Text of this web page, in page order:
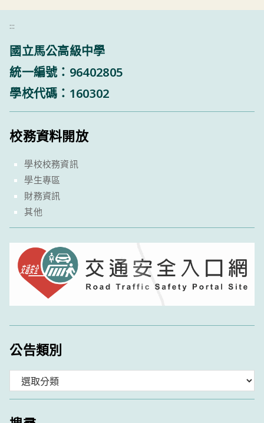
:::
國立馬公高級中學
統一編號：96402805
學校代碼：160302
校務資料開放
學校校務資訊
學生專區
財務資訊
其他
公告類別
類